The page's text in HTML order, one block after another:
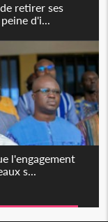
retirer ses
d'i...
l'engagement
s...